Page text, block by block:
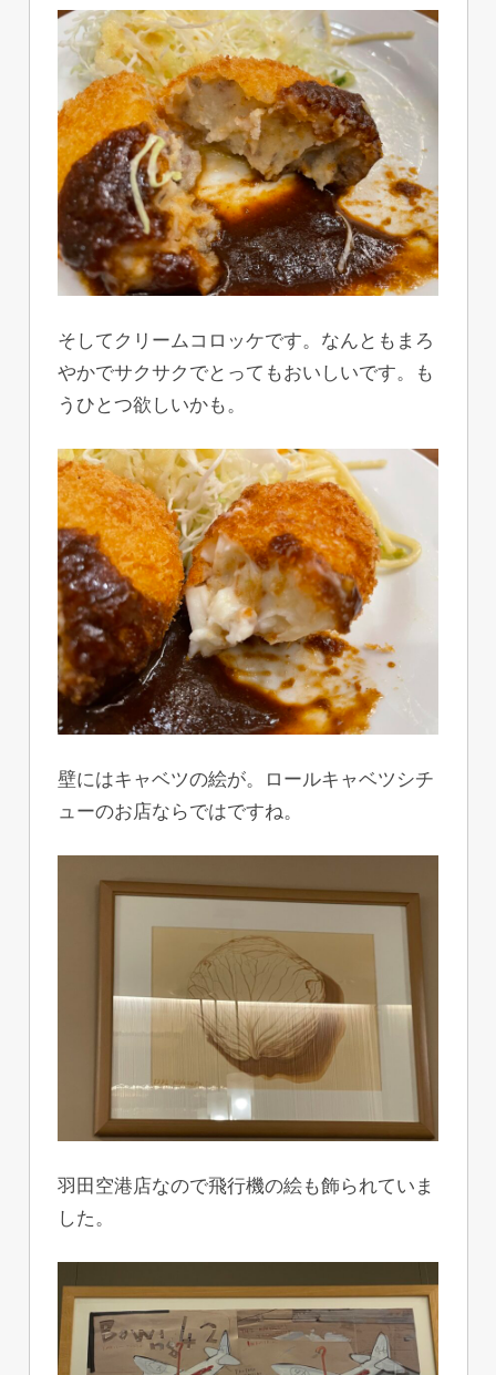
そしてクリームコロッケです。なんともまろ
やかでサクサクでとってもおいしいです。も
うひとつ欲しいかも。
壁にはキャベツの絵が。ロールキャベツシチ
ューのお店ならではですね。
羽田空港店なので飛行機の絵も飾られていま
した。